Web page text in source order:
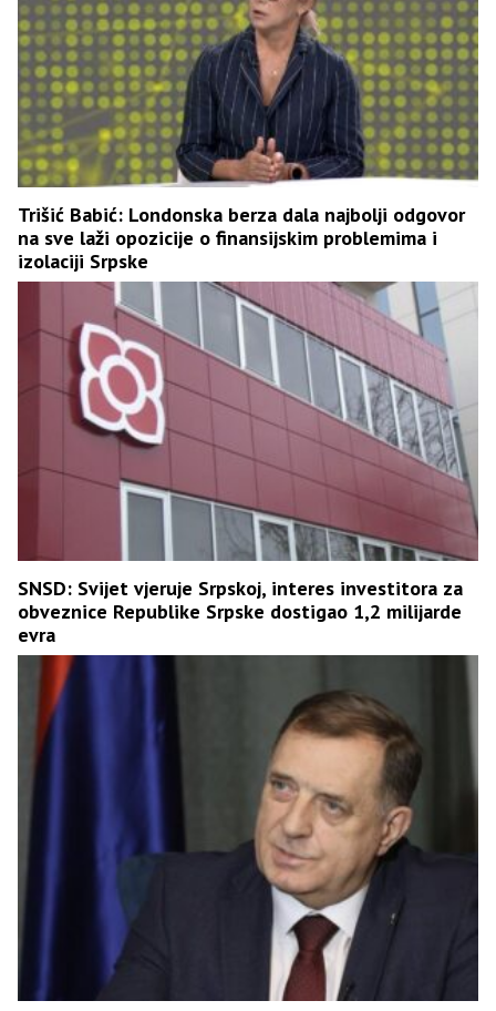
Trišić Babić: Londonska berza dala najbolji odgovor
na sve laži opozicije o finansijskim problemima i
izolaciji Srpske
SNSD: Svijet vjeruje Srpskoj, interes investitora za
obveznice Republike Srpske dostigao 1,2 milijarde
evra